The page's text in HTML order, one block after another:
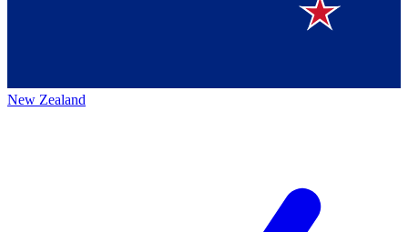
New Zealand